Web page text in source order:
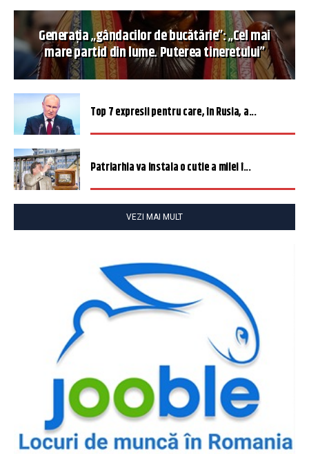
Generația „gândacilor de bucătărie”: „Cel mai
mare partid din lume. Puterea tineretului”
Top 7 expresii pentru care, în Rusia, a...
Patriarhia va instala o cutie a milei î...
VEZI MAI MULT